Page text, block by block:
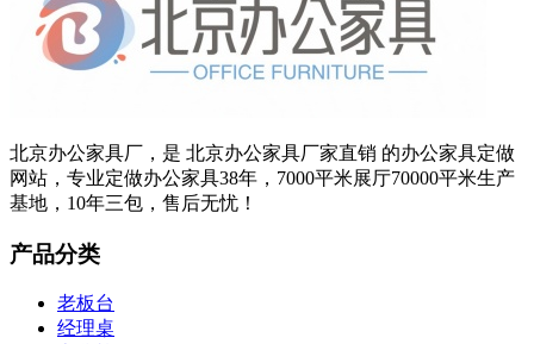
北京办公家具厂，是 北京办公家具厂家直销 的办公家具定做
网站，专业定做办公家具38年，7000平米展厅70000平米生产
基地，10年三包，售后无忧！
产品分类
老板台
经理桌